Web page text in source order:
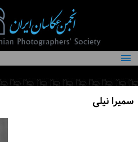
درباره انجمن
کمیته‌های انجمن
سمیرا نیلی